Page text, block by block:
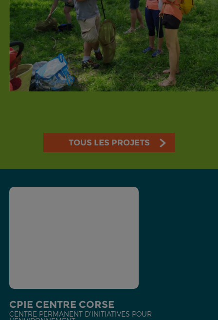
TOUS LES PROJETS
CPIE CENTRE CORSE
CENTRE PERMANENT D'INITIATIVES POUR